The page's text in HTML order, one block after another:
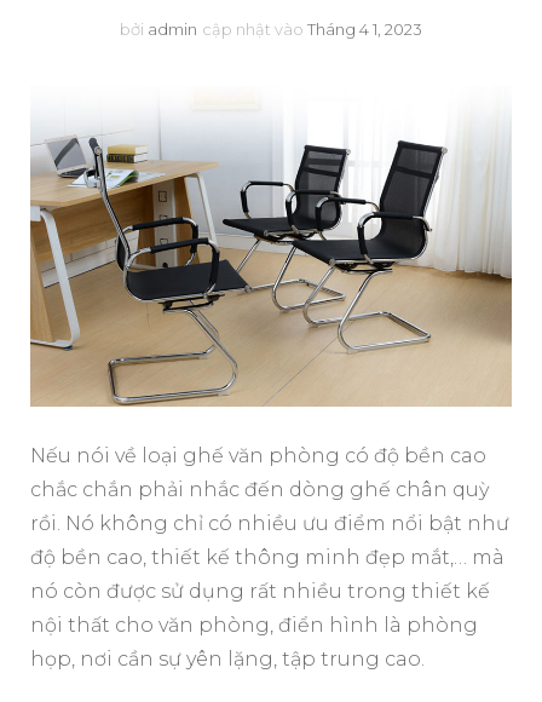
bởi admin cập nhật vào Tháng 4 1, 2023
Nếu nói về loại ghế văn phòng có độ bền cao
chắc chắn phải nhắc đến dòng ghế chân quỳ
rồi. Nó không chỉ có nhiều ưu điểm nổi bật như
độ bền cao, thiết kế thông minh đẹp mắt,… mà
nó còn được sử dụng rất nhiều trong thiết kế
nội thất cho văn phòng, điển hình là phòng
họp, nơi cần sự yên lặng, tập trung cao.